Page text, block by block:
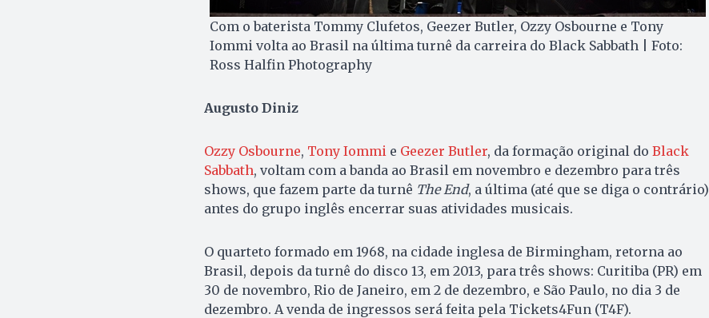
Com o baterista Tommy Clufetos, Geezer Butler, Ozzy Osbourne e Tony
Iommi volta ao Brasil na última turnê da carreira do Black Sabbath | Foto:
Ross Halfin Photography
Augusto Diniz
Ozzy Osbourne, Tony Iommi e Geezer Butler, da formação original do Black
Sabbath, voltam com a banda ao Brasil em novembro e dezembro para três
shows, que fazem parte da turnê The End, a última (até que se diga o contrário)
antes do grupo inglês encerrar suas atividades musicais.
O quarteto formado em 1968, na cidade inglesa de Birmingham, retorna ao
Brasil, depois da turnê do disco 13, em 2013, para três shows: Curitiba (PR) em
30 de novembro, Rio de Janeiro, em 2 de dezembro, e São Paulo, no dia 3 de
dezembro. A venda de ingressos será feita pela Tickets4Fun (T4F).